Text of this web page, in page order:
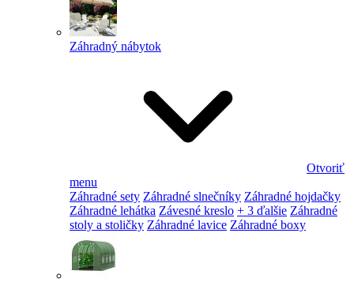
Záhradný nábytok
Otvoriť
menu
Záhradné sety Záhradné slnečníky Záhradné hojdačky
Záhradné lehátka Závesné kreslo + 3 ďalšie Záhradné
stoly a stoličky Záhradné lavice Záhradné boxy